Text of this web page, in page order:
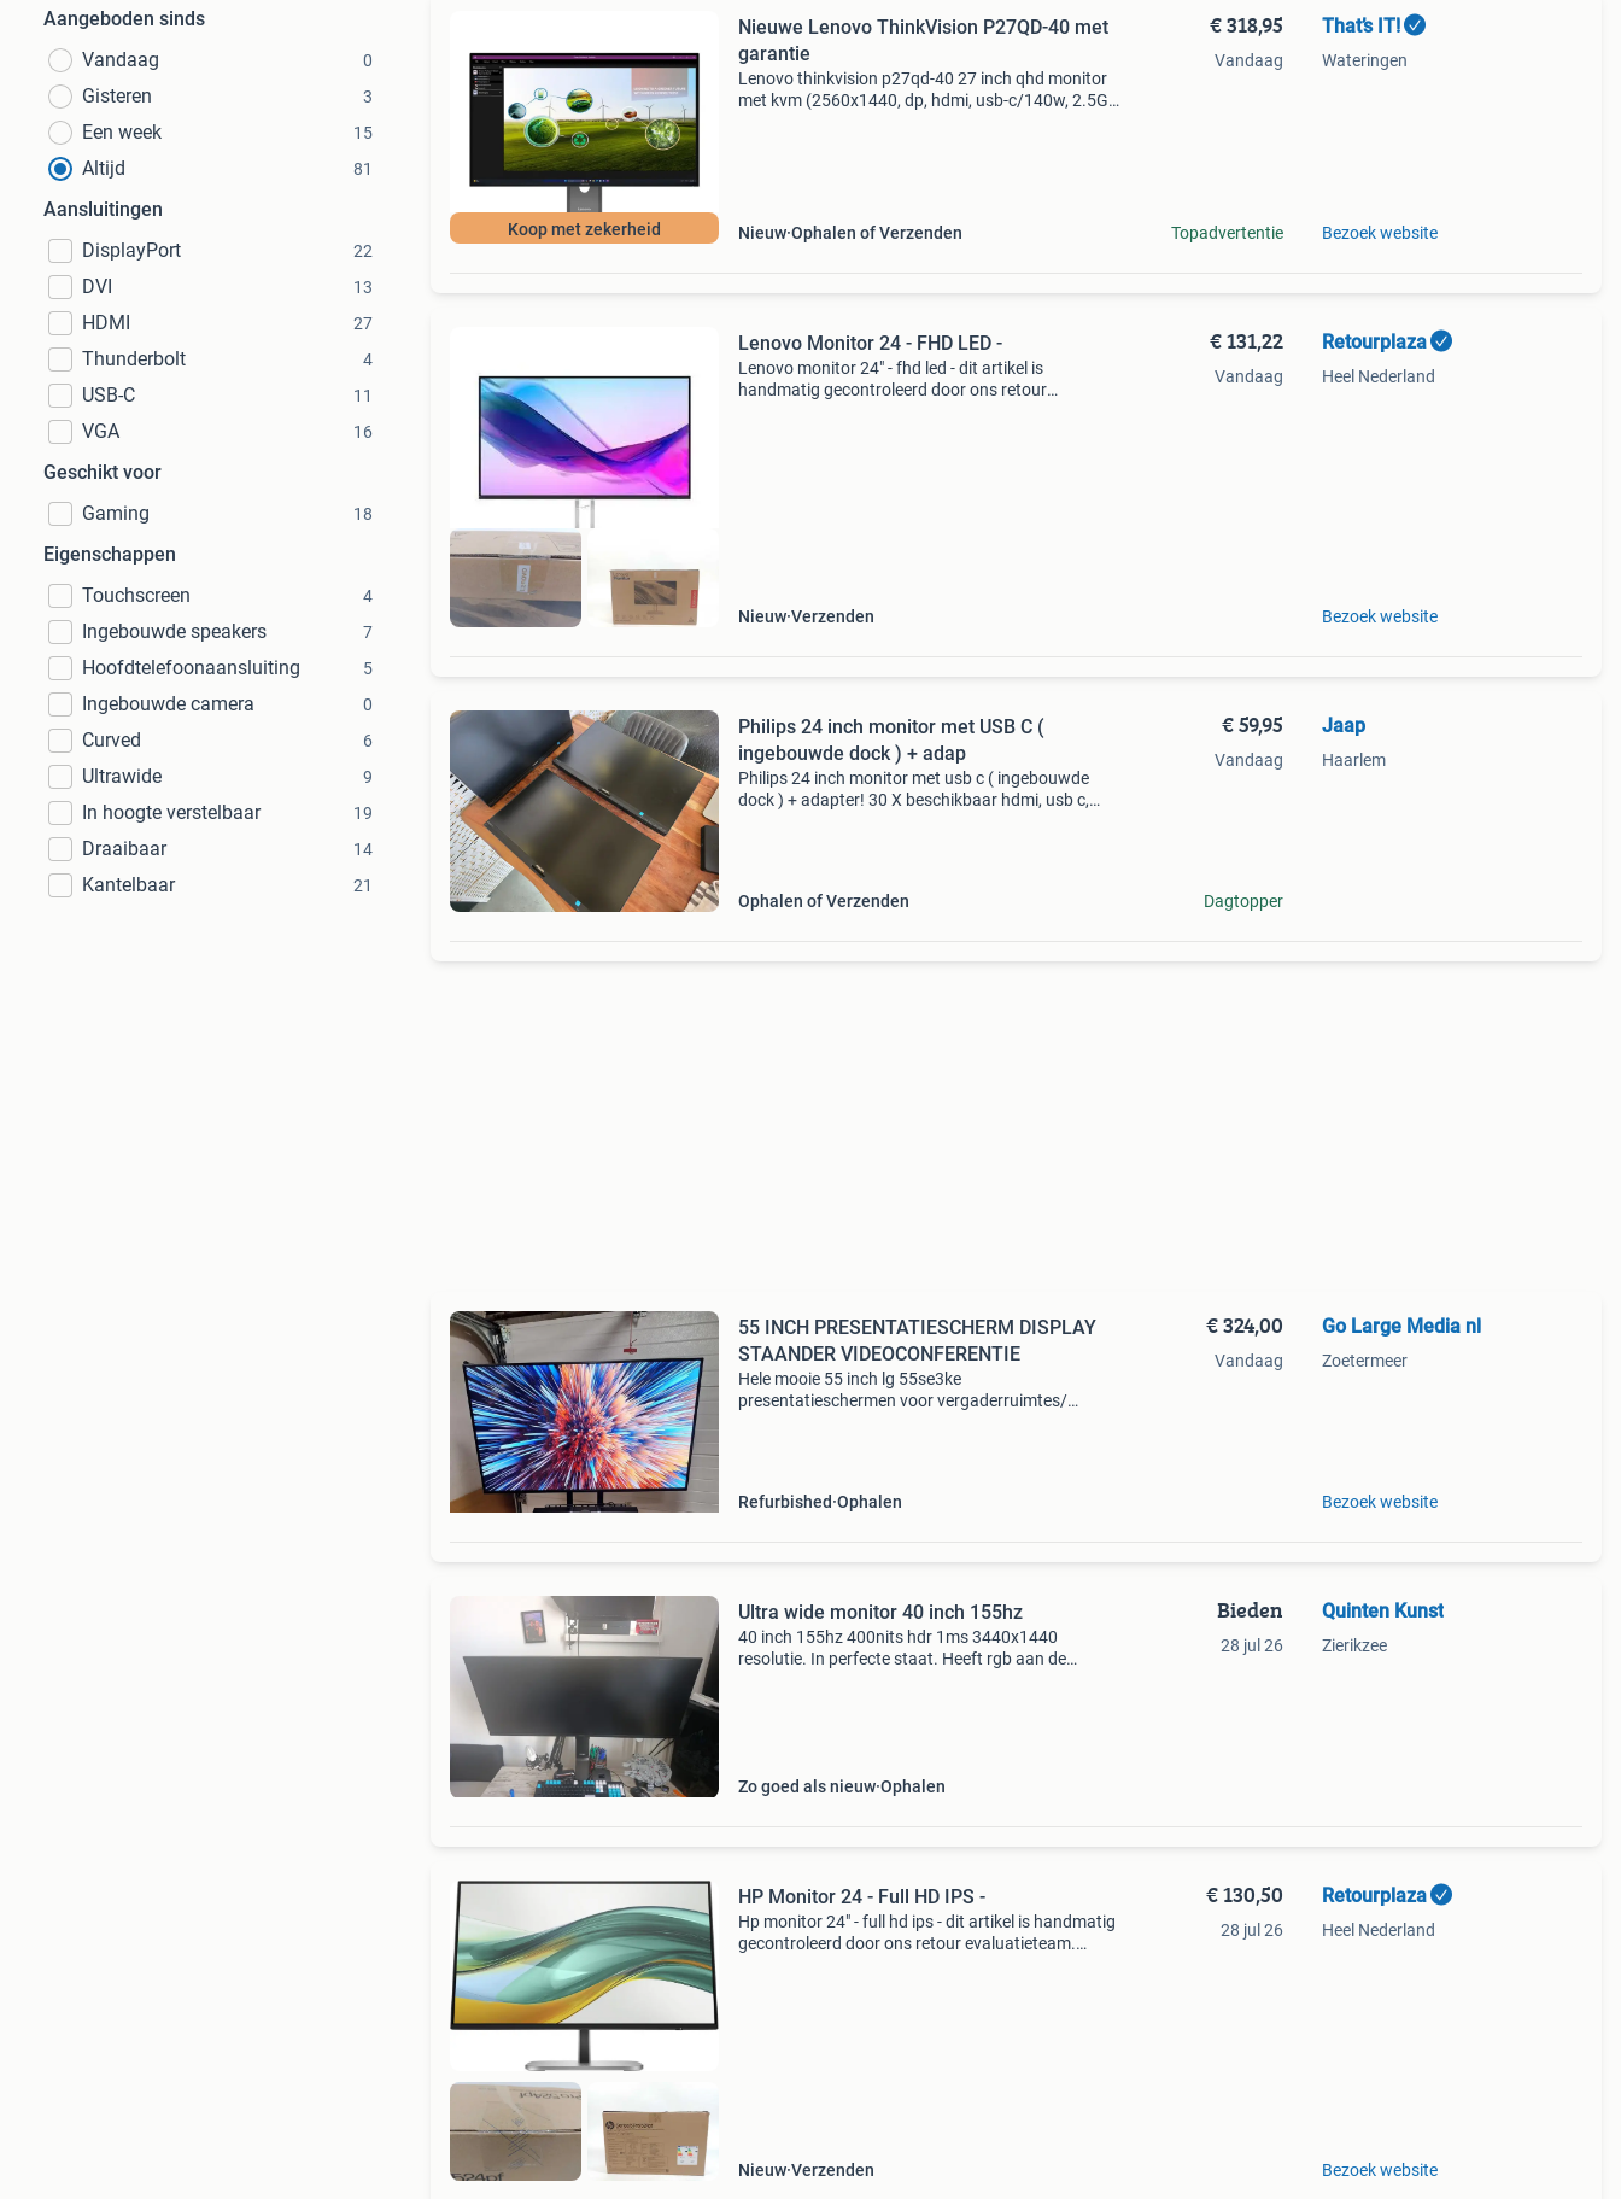
Aangeboden sinds
Vandaag
0
Gisteren 3
Een week 15
Altijd 81
Aansluitingen
DisplayPort
22
DVI 13
HDMI 27
Thunderbolt 4
USB-C 11
VGA 16
Geschikt voor
Gaming
18
Eigenschappen
Touchscreen
4
Ingebouwde speakers 7
Hoofdtelefoonaansluiting 5
Ingebouwde camera 0
Curved 6
Ultrawide 9
In hoogte verstelbaar 19
Draaibaar 14
Kantelbaar 21
Koop met zekerheid
Nieuwe Lenovo ThinkVision P27QD-40 met
garantie
Lenovo thinkvision p27qd-40 27 inch qhd monitor
met kvm (2560x1440, dp, hdmi, usb-c/140w, 2.5Gb
Nieuw Ophalen of Verzenden
€ 318,95
Vandaag
Topadvertentie
That’s IT!
Wateringen
Bezoek website
Lenovo Monitor 24 - FHD LED -
Lenovo monitor 24" - fhd led - dit artikel is
handmatig gecontroleerd door ons retour
Nieuw Verzenden
€ 131,22
Vandaag
Retourplaza
Heel Nederland
Bezoek website
Philips 24 inch monitor met USB C (
ingebouwde dock ) + adap
Philips 24 inch monitor met usb c ( ingebouwde
dock ) + adapter! 30 X beschikbaar hdmi, usb c,
Ophalen of Verzenden
€ 59,95
Vandaag
Dagtopper
Jaap
Haarlem
55 INCH PRESENTATIESCHERM DISPLAY
STAANDER VIDEOCONFERENTIE
Hele mooie 55 inch lg 55se3ke
presentatieschermen voor vergaderruimtes/
Refurbished Ophalen
€ 324,00
Vandaag
Go Large Media nl
Zoetermeer
Bezoek website
Ultra wide monitor 40 inch 155hz
40 inch 155hz 400nits hdr 1ms 3440x1440
resolutie. In perfecte staat. Heeft rgb aan de
Zo goed als nieuw Ophalen
Bieden
28 jul 26
Quinten Kunst
Zierikzee
HP Monitor 24 - Full HD IPS -
Hp monitor 24" - full hd ips - dit artikel is handmatig
gecontroleerd door ons retour evaluatieteam.
Nieuw Verzenden
€ 130,50
28 jul 26
Retourplaza
Heel Nederland
Bezoek website